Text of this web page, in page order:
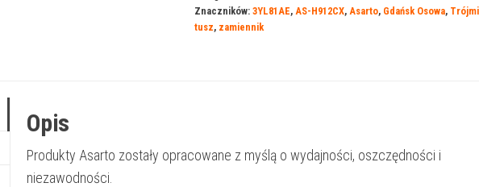
912CX
|
Znaczników: 3YL81AE, AS-H912CX, Asarto, Gdańsk Osowa,
tusz, zamiennik
Opis
Produkty Asarto zostały opracowane z myślą o wydajności, oszczędności i
niezawodności.